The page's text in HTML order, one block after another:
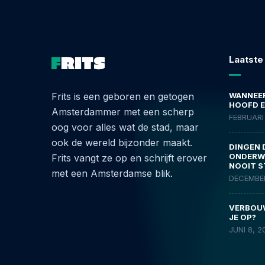
Frits is een geboren en getogen
Amsterdammer met een scherp
oog voor alles wat de stad, maar
ook de wereld bijzonder maakt.
Frits vangt ze op en schrijft erover
met een Amsterdamse blik.
HOOFD
DINGEN
NOOIT
JE OP?
JUNI 8,